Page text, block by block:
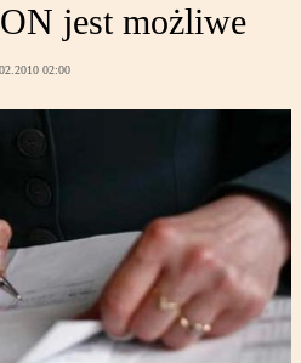
jest możliwe
02:00